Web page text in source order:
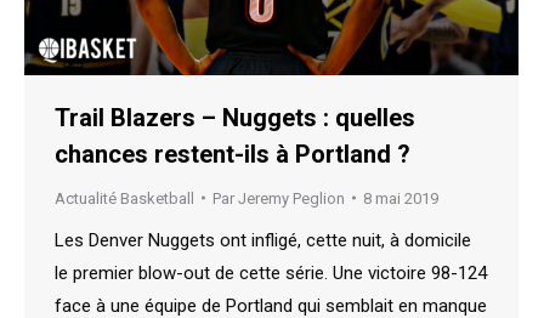
Trail Blazers – Nuggets : quelles
chances restent-ils à Portland ?
Actualité Basketball Par Jeremy Peglion 8 mai 2019
Les Denver Nuggets ont infligé, cette nuit, à domicile
le premier blow-out de cette série. Une victoire 98-124
face à une équipe de Portland qui semblait en manque